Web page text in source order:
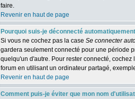
faire.
Revenir en haut de page
Pourquoi suis-je déconnecté
Si vous ne cochez pas la case Se connecter
gardera seulement connecté pour une période
quelqu'un d'autre. Pour rester connecté,
forum en utilisant un ordinateur partagé,
Revenir en haut de page
Comment puis-je éviter que mon nom